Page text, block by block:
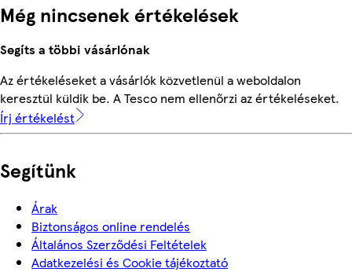
Még nincsenek értékelések
Segíts a többi vásárlónak
Az értékeléseket a vásárlók közvetlenül a weboldalon
keresztül küldik be. A Tesco nem ellenőrzi az értékeléseket.
Írj értékelést
Segítünk
Árak
Biztonságos online rendelés
Általános Szerződési Feltételek
Adatkezelési és Cookie tájékoztató